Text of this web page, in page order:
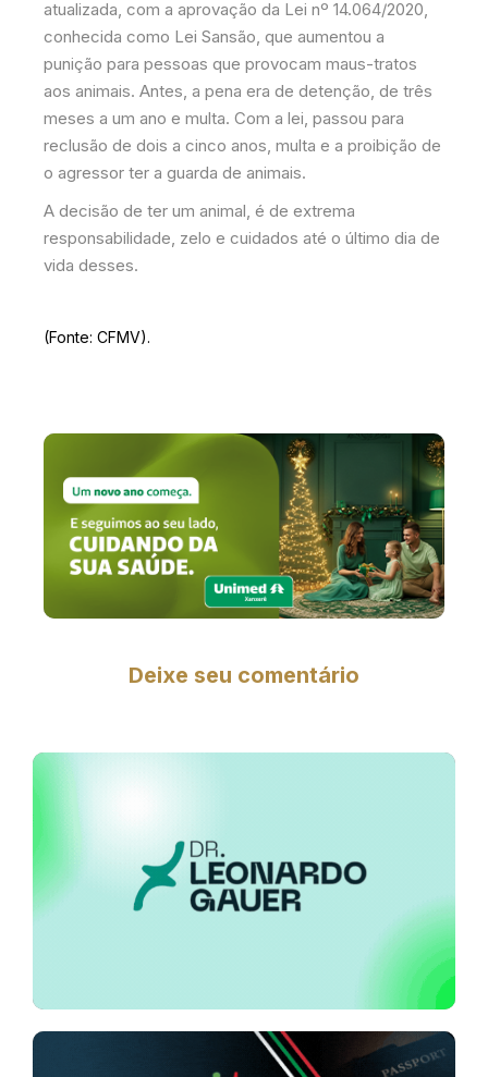
atualizada, com a aprovação da Lei nº 14.064/2020,
conhecida como Lei Sansão, que aumentou a
punição para pessoas que provocam maus-tratos
aos animais. Antes, a pena era de detenção, de três
meses a um ano e multa. Com a lei, passou para
reclusão de dois a cinco anos, multa e a proibição de
o agressor ter a guarda de animais.
A decisão de ter um animal, é de extrema
responsabilidade, zelo e cuidados até o último dia de
vida desses.
(Fonte: CFMV).
Deixe seu comentário